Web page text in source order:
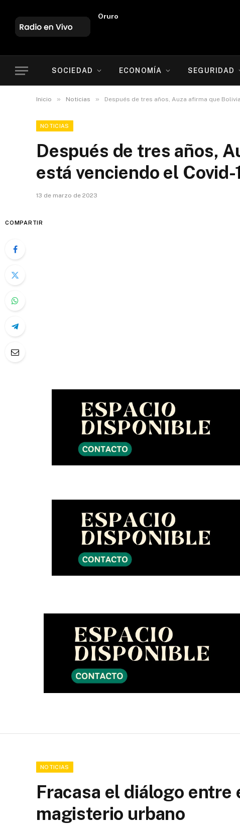
Oruro
SOCIEDAD ECONOMÍA SEGURIDAD
Inicio » Noticias » Después de tres años, Auza afirma que
NOTICIAS
Después de tres años,
está venciendo el Covid-
13 de marzo de 2023
COMPARTIR
NOTICIAS
Fracasa el diálogo entre
magisterio urbano